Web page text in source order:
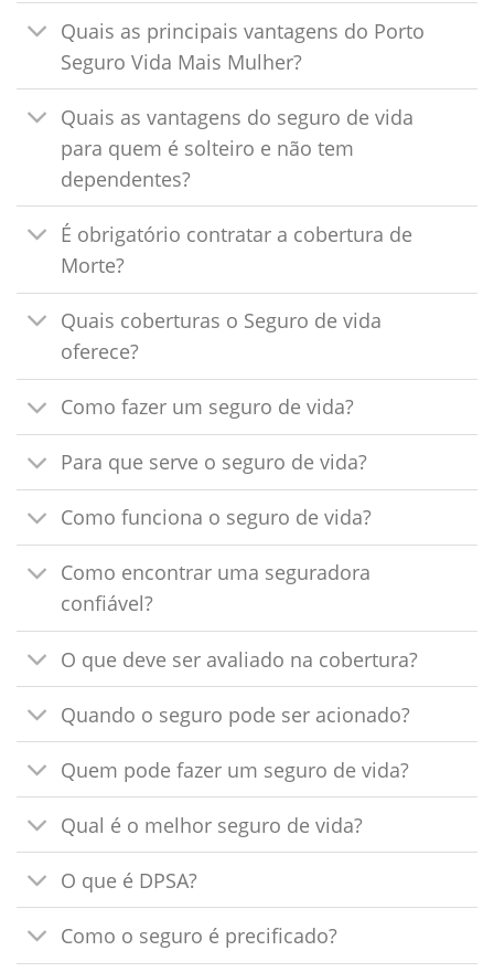
Quais as principais vantagens do Porto
Seguro Vida Mais Mulher?
Quais as vantagens do seguro de vida
para quem é solteiro e não tem
dependentes?
É obrigatório contratar a cobertura de
Morte?
Quais coberturas o Seguro de vida
oferece?
Como fazer um seguro de vida?
Para que serve o seguro de vida?
Como funciona o seguro de vida?
Como encontrar uma seguradora
confiável?
O que deve ser avaliado na cobertura?
Quando o seguro pode ser acionado?
Quem pode fazer um seguro de vida?
Qual é o melhor seguro de vida?
O que é DPSA?
Como o seguro é precificado?